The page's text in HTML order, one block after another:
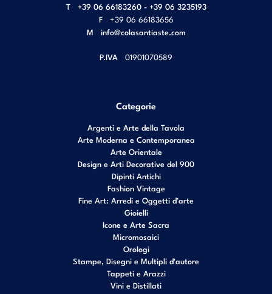
T
+39 06 66183260 - +39 06 3235193
F
+39 06 66183656
M info@colasantiaste.com
P.IVA 01901070589
Categorie
Argenti e Arte della Tavola
Arte Moderna e Contemporanea
Arte Orientale
Design e Arti Decorative del 900
Dipinti Antichi
Fashion Vintage
Fine Art: Arredi e Oggetti d’arte
Gioielli
Icone e Arte Sacra
Micromosaici
Orologi
Stampe, Disegni e Multipli d'autore
Tappeti e Arazzi
Vini e Distillati